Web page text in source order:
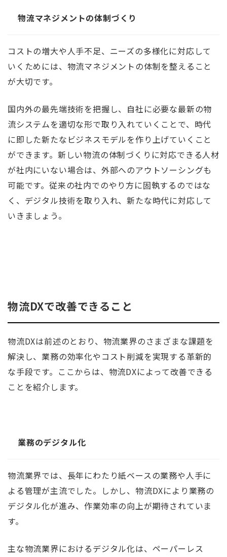
物流マネジメントの体制づくり
コストの増大や人手不足、ニーズの多様化に対応して
いくためには、物流マネジメントの体制を整えること
が大切です。
国内外の最先端技術を把握し、自社に必要な最新の物
流システムを適切な形で取り入れていくことで、時代
に即した新たなビジネスモデルを作り上げていくこと
ができます。新しい物流の体制づくりに対応できる人材
が社内にいない場合は、外部へのアウトソーシングも
可能です。従来の社内でのやり方に固執するのではな
く、デジタル技術を取り入れ、新たな時代に対応して
いきましょう。
物流DXで改善できること
物流DXは前述のとおり、物流業界のさまざまな課題を
解決し、業務の効率化やコスト削減を実現する革新的
な手段です。ここからは、物流DXによって改善できる
ことを紹介します。
業務のデジタル化
物流業界では、長年にわたり紙ベースの業務や人手に
よる管理が主流でした。しかし、物流DXにより業務の
デジタル化が進み、作業効率の向上が期待されていま
す。
主な物流業界におけるデジタル化は、ペーパーレス